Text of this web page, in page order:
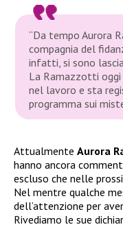
“Da tempo Aurora
compagnia del
infatti, si sono
La Ramazzotti oggi
nel lavoro e sta
programma sui
Attualmente Aurora
hanno ancora
escluso che nelle
Nel mentre qualche
dell’attenzione per
Rivediamo le sue